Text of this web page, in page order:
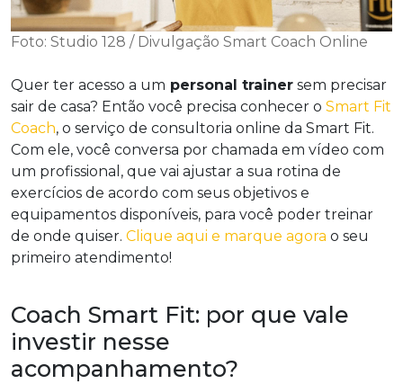
Foto: Studio 128 / Divulgação Smart Coach Online
Quer ter acesso a um personal trainer sem precisar
sair de casa? Então você precisa conhecer o Smart Fit
Coach, o serviço de consultoria online da Smart Fit.
Com ele, você conversa por chamada em vídeo com
um profissional, que vai ajustar a sua rotina de
exercícios de acordo com seus objetivos e
equipamentos disponíveis, para você poder treinar
de onde quiser. Clique aqui e marque agora o seu
primeiro atendimento!
Coach Smart Fit: por que vale
investir nesse
acompanhamento?